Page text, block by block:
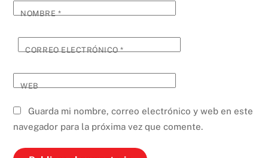
NOMBRE*
CORREO ELECTRÓNICO*
WEB
Guarda mi nombre, correo electrónico y web en este
navegador para la próxima vez que comente.